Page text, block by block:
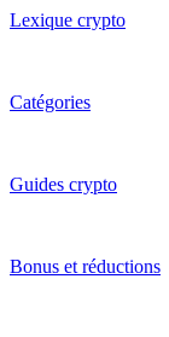
Lexique crypto
Catégories
Guides crypto
Bonus et réductions